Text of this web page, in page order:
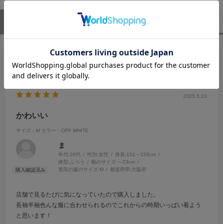
（1） スタッフレビュー
絞り込み 表示：新しい順
2025.5.23
かわいい
サイズ：M カラー：OFF WHITE
ま
年代:20代 性別:女性 身長:151～155cm
体型: ふつう 靴のサイズ: ～23cm
普段の服のサイズ:M 都道府県:大阪府
店舗で見るたびに気になっていたので購入しました。
長袖半袖色んな服に合わせられるのでこれからの時期いっぱい着よう
と思います！